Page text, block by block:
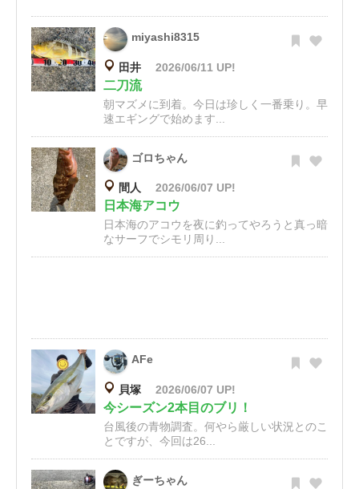
miyashi8315
田井 2026/06/11 UP!
二刀流
朝マズメに到着。今日は珍しく一番乗り。早
速エギングで始めます...
ゴロちゃん
間人 2026/06/07 UP!
日本海アコウ
日本海のアコウを夜に釣ってやろうと真っ暗
なサーフでシモリ周り...
AFe
貝塚 2026/06/07 UP!
今シーズン2本目のブリ！
台風後の青物調査。何やら厳しい状況とのこ
とですが、今回は26...
ぎーちゃん